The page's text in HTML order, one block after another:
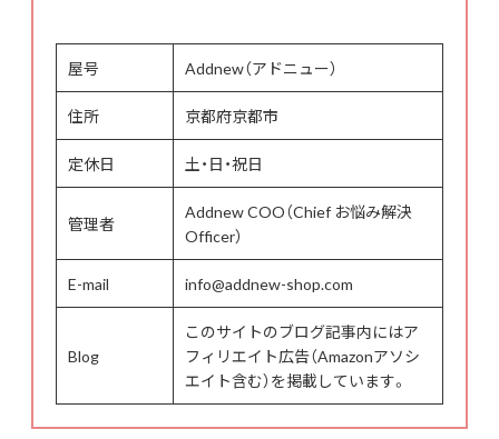
屋号 Addnew（アドニュー）
住所 京都府京都市
定休日 土・日・祝日
管理者
Addnew COO（Chief お悩み解決
Officer）
E-mail info@addnew-shop.com
Blog
このサイトのブログ記事内にはア
フィリエイト広告（Amazonアソシ
エイト含む）を掲載しています。